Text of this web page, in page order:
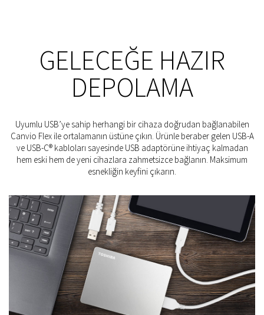
GELECEĞE HAZIR
DEPOLAMA
Uyumlu USB’ye sahip herhangi bir cihaza doğrudan bağlanabilen
Canvio Flex ile ortalamanın üstüne çıkın. Ürünle beraber gelen USB-A
ve USB-C® kabloları sayesinde USB adaptörüne ihtiyaç kalmadan
hem eski hem de yeni cihazlara zahmetsizce bağlanın. Maksimum
esnekliğin keyfini çıkarın.